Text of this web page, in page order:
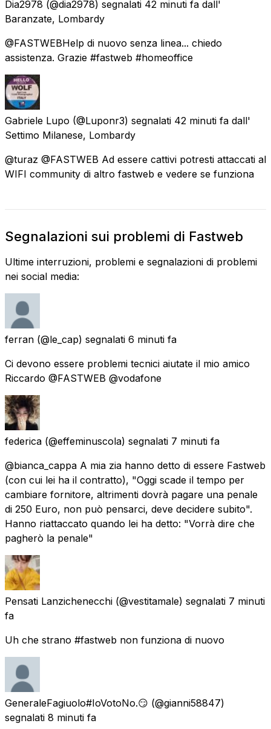
Dia2978 (@dia2978) segnalati 42 minuti fa dall'
Baranzate, Lombardy
@FASTWEBHelp di nuovo senza linea... chiedo
assistenza. Grazie #fastweb #homeoffice
Gabriele Lupo (@Luponr3) segnalati 42 minuti fa dall'
Settimo Milanese, Lombardy
@turaz @FASTWEB Ad essere cattivi potresti attaccati al
WIFI community di altro fastweb e vedere se funziona
Segnalazioni sui problemi di Fastweb
Ultime interruzioni, problemi e segnalazioni di problemi
nei social media:
ferran (@le_cap) segnalati 6 minuti fa
Ci devono essere problemi tecnici aiutate il mio amico
Riccardo @FASTWEB @vodafone
federica (@effeminuscola) segnalati 7 minuti fa
@bianca_cappa A mia zia hanno detto di essere Fastweb
(con cui lei ha il contratto), "Oggi scade il tempo per
cambiare fornitore, altrimenti dovrà pagare una penale
di 250 Euro, non può pensarci, deve decidere subito".
Hanno riattaccato quando lei ha detto: "Vorrà dire che
pagherò la penale"
Pensati Lanzichenecchi (@vestitamale) segnalati 7 minuti
fa
Uh che strano #fastweb non funziona di nuovo
GeneraleFagiuolo#IoVotoNo.😏 (@gianni58847)
segnalati 8 minuti fa